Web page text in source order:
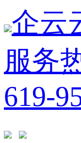
企云
服务
619-